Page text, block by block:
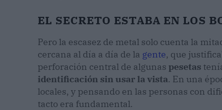
EL SECRETO ESTABA EN LOS
Pero la escasez de metal solo cuenta la
cercana al día a día de la gente, que
perforación central de algunas pesetas
identificación sin usar la vista. En una
locales, y pensando en las personas con
tacto era fundamental.